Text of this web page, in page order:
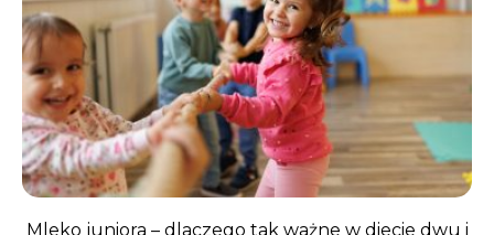
Mleko juniora – dlaczego tak ważne w diecie dwu i